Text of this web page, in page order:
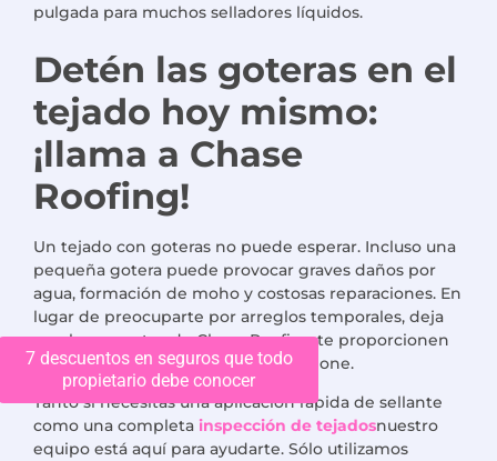
pulgada para muchos selladores líquidos.
Detén las goteras en el
tejado hoy mismo:
¡llama a Chase
Roofing!
Un tejado con goteras no puede esperar. Incluso una
pequeña gotera puede provocar graves daños por
agua, formación de moho y costosas reparaciones. En
lugar de preocuparte por arreglos temporales, deja
que los expertos de Chase Roofing te proporcionen
una solución a largo plazo que funcione.
Tanto si necesitas una aplicación rápida de sellante
como una completa inspección de tejadosnuestro
equipo está aquí para ayudarte. Sólo utilizamos
7 descuentos en seguros que todo
propietario debe conocer